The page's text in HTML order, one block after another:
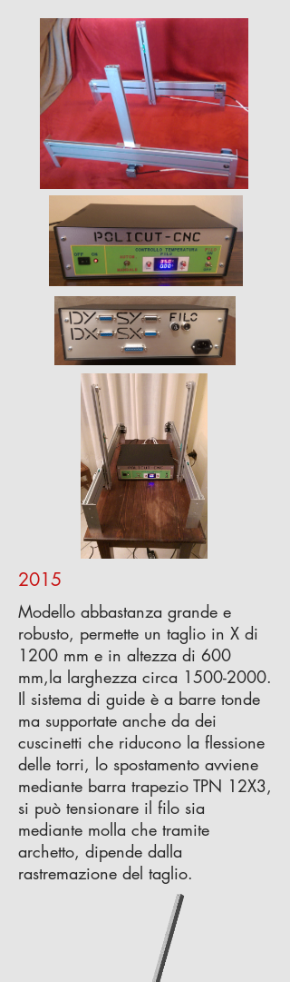
2015
Modello abbastanza grande e
robusto, permette un taglio in X di
1200 mm e in altezza di 600
mm,la larghezza circa 1500-2000.
Il sistema di guide è a barre tonde
ma supportate anche da dei
cuscinetti che riducono la flessione
delle torri, lo spostamento avviene
mediante barra trapezio TPN 12X3,
si può tensionare il filo sia
mediante molla che tramite
archetto, dipende dalla
rastremazione del taglio.